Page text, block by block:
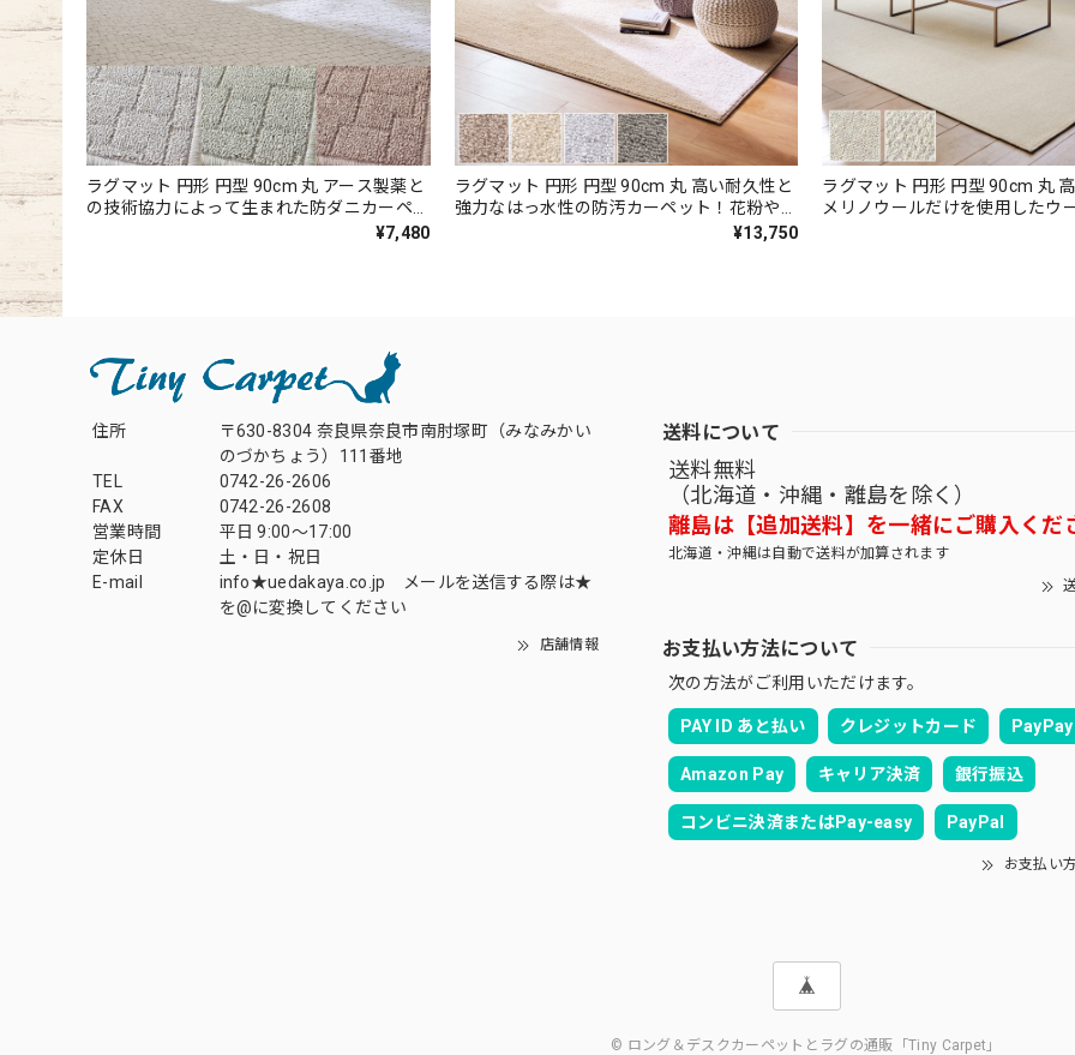
ラグマット 円形 円型 90cm 丸 アース製薬と
の技術協力によって生まれた防ダニカーペッ
ト♪落ち着いたナチュラルな色合いとシンプ
¥7,480
ラグマット 円形 円型 90cm 丸 高い耐久性と
強力なはっ水性の防汚カーペット！花粉やホ
コリが取れやすく日々のお手入れ簡単♪落ち
¥13,750
ラグマット 円形 円型 90cm 丸
メリノウールだけを使用したウ
住所
〒630-8304 奈良県奈良市南肘塚町（みなみかい
のづかちょう）111番地
TEL
0742-26-2606
FAX
0742-26-2608
営業時間
平日 9:00～17:00
定休日
土・日・祝日
E-mail
info★uedakaya.co.jp メールを送信する際は★
を@に変換してください
店舗情報
送料について
送料無料
（北海道・沖縄・離島を除く）
離島は【追加送料】を一緒にご購入くだ
北海道・沖縄は自動で送料が加算されます
お支払い方法について
次の方法がご利用いただけます。
PAY ID あと払い クレジットカード PayPay
Amazon Pay キャリア決済 銀行振込
コンビニ決済またはPay-easy PayPal
お支払い
© ロング＆デスクカーペットとラグの通販「Tiny Carpet」